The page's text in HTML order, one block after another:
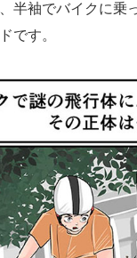
半袖でバイクに
です。